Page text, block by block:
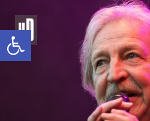
Ouvrir la barre
Panneau de gestion des cookies